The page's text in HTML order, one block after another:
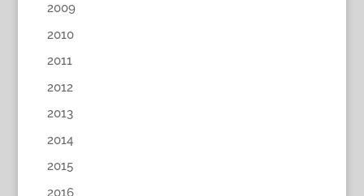
2009
2010
2011
2012
2013
2014
2015
2016